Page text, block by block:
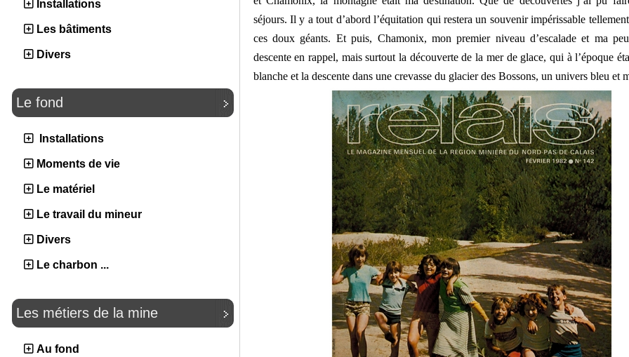
Installations
Les bâtiments
Divers
Le fond
Installations
Moments de vie
Le matériel
Le travail du mineur
Divers
Le charbon ...
Les métiers de la mine
Au fond
séjours. Il y a tout d’abord l’équitation qui restera un souvenir impérissable
ces doux géants. Et puis, Chamonix, mon premier niveau d’escalade et ma
descente en rappel, mais surtout la découverte de la mer de glace, qui à l’époque
blanche et la descente dans une crevasse du glacier des Bossons, un univers bleu et